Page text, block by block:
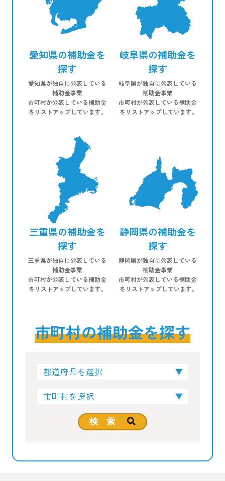
愛知県の補助金を
探す
愛知県が独自に公表している
補助金事業
市町村が公表している補助金
をリストアップしています。
岐阜県の補助金を
探す
岐阜県が独自に公表している
補助金事業
市町村が公表している補助金
をリストアップしています。
三重県の補助金を
探す
三重県が独自に公表している
補助金事業
市町村が公表している補助金
をリストアップしています。
静岡県の補助金を
探す
静岡県が独自に公表している
補助金事業
市町村が公表している補助金
をリストアップしています。
市町村の補助金を探す
検 索